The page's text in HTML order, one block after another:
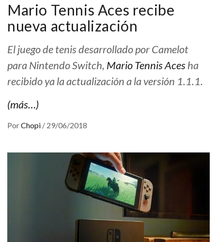
Mario Tennis Aces recibe
nueva actualización
El juego de tenis desarrollado por Camelot
para Nintendo Switch, Mario Tennis Acesha
recibido ya la actualización a la versión 1.1.1.
(más…)
PorChopi / 29/06/2018